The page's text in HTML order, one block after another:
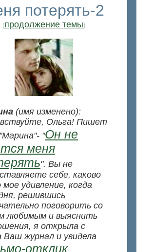
потерять-2
(продолжение темы)
(имя изменено):
Ольга! Пишет
"Он не
меня
". Вы не
себе, каково
мое удивление, когда
решившись
поговорить со
любимым и выяснить
я открыла с
Ваш журнал и увидела
отклик